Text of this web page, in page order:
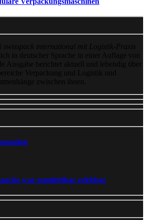
swisspack international mit Logistik-Praxis
in deutscher Sprache in einer Auflage von
Ausgabe berichtet aktuell und lebendig über
Verpackung und Logistik und
zwischen ihnen.
war unmittelbar erlebbar